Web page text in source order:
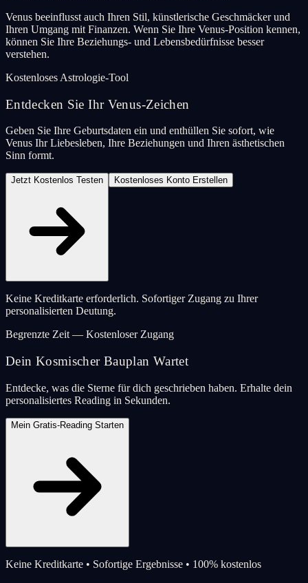
Venus beeinflusst auch Ihren Stil, künstlerische Geschmäcker und
Ihren Umgang mit Finanzen. Wenn Sie Ihre Venus-Position kennen,
können Sie Ihre Beziehungs- und Lebensbedürfnisse besser
verstehen.
Kostenloses Astrologie-Tool
Entdecken Sie Ihr Venus-Zeichen
Geben Sie Ihre Geburtsdaten ein und enthüllen Sie sofort, wie
Venus Ihr Liebesleben, Ihre Beziehungen und Ihren ästhetischen
Sinn formt.
Jetzt Kostenlos Testen Kostenloses Konto Erstellen
Keine Kreditkarte erforderlich. Sofortiger Zugang zu Ihrer
personalisierten Deutung.
Begrenzte Zeit — Kostenloser Zugang
Dein Kosmischer Bauplan Wartet
Entdecke, was die Sterne für dich geschrieben haben. Erhalte dein
personalisiertes Reading in Sekunden.
Mein Gratis-Reading Starten
Keine Kreditkarte • Sofortige Ergebnisse • 100% kostenlos